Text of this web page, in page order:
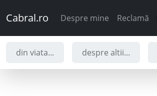
Cabral.ro Despre mine Reclamă
din viata... despre altii...